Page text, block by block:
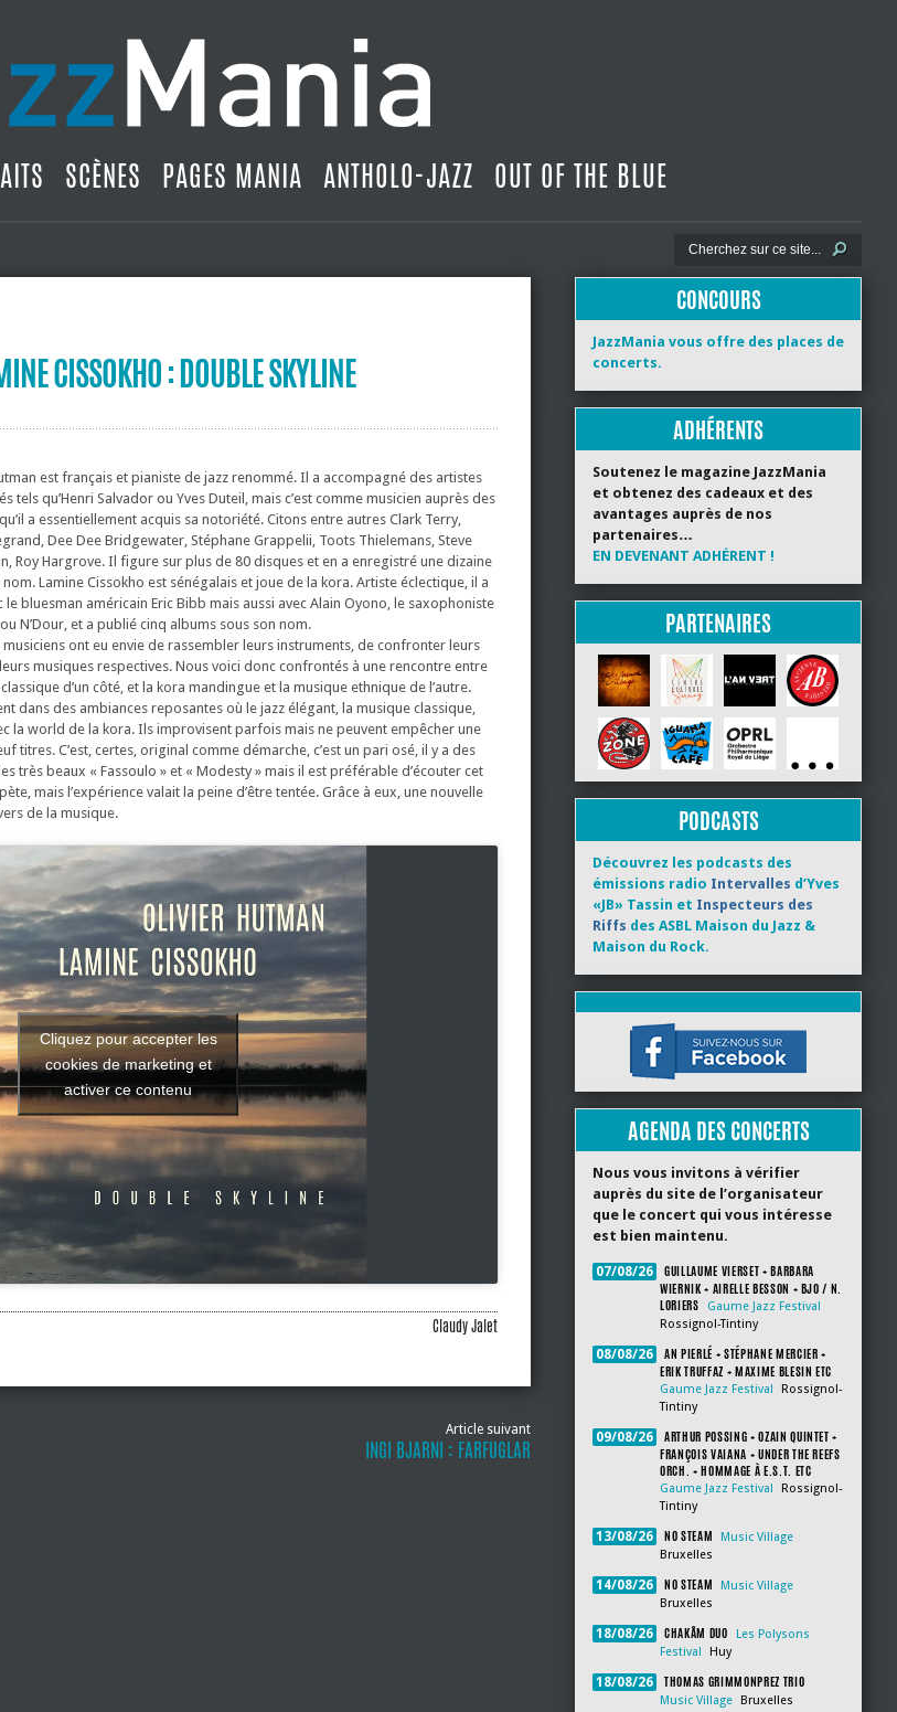
SCÈNES PAGES MANIA ANTHOLO-JAZZ OUT OF THE BLUE
CISSOKHO : DOUBLE SKYLINE
est français et pianiste de jazz renommé. Il a accompagné des artistes
tels qu’Henri Salvador ou Yves Duteil, mais c’est comme musicien auprès des
a essentiellement acquis sa notoriété. Citons entre autres Clark Terry,
Dee Dee Bridgewater, Stéphane Grappelii, Toots Thielemans, Steve
Roy Hargrove. Il figure sur plus de 80 disques et en a enregistré une dizaine
nom. Lamine Cissokho est sénégalais et joue de la kora. Artiste éclectique, il a
le bluesman américain Eric Bibb mais aussi avec Alain Oyono, le saxophoniste
N’Dour, et a publié cinq albums sous son nom.
musiciens ont eu envie de rassembler leurs instruments, de confronter leurs
musiques respectives. Nous voici donc confrontés à une rencontre entre
d’un côté, et la kora mandingue et la musique ethnique de l’autre.
dans des ambiances reposantes où le jazz élégant, la musique classique,
la world de la kora. Ils improvisent parfois mais ne peuvent empêcher une
titres. C’est, certes, original comme démarche, c’est un pari osé, il y a des
très beaux « Fassoulo » et « Modesty » mais il est préférable d’écouter cet
mais l’expérience valait la peine d’être tentée. Grâce à eux, une nouvelle
de la musique.
Cliquez pour accepter les
cookies de marketing et
activer ce contenu
Claudy Jalet
Article suivant
INGI BJARNI : FARFUGLAR
CONCOURS
JazzMania vous offre des places de
concerts.
ADHÉRENTS
Soutenez le magazine JazzMania
et obtenez des cadeaux et des
avantages auprès de nos
partenaires…
EN DEVENANT ADHÉRENT !
PARTENAIRES
PODCASTS
Découvrez les podcasts des
émissions radio Intervalles d’Yves
«JB» Tassin et Inspecteurs des
Riffs des ASBL Maison du Jazz &
Maison du Rock.
AGENDA DES CONCERTS
Nous vous invitons à vérifier
auprès du site de l’organisateur
que le concert qui vous intéresse
est bien maintenu.
07/08/26
GUILLAUME VIERSET + BARBARA
WIERNIK + AIRELLE BESSON + BJO / N.
LORIERS
Gaume Jazz Festival
Rossignol-Tintiny
08/08/26
AN PIERLÉ + STÉPHANE MERCIER +
ERIK TRUFFAZ + MAXIME BLESIN ETC
Gaume Jazz Festival
Rossignol-
Tintiny
09/08/26
ARTHUR POSSING + OZAIN QUINTET +
FRANÇOIS VAIANA + UNDER THE REEFS
ORCH. + HOMMAGE À E.S.T. ETC
Gaume Jazz Festival
Rossignol-
Tintiny
13/08/26 NO STEAM
Music Village
Bruxelles
14/08/26 NO STEAM
Music Village
Bruxelles
18/08/26 CHAKÂM DUO
Les Polysons
Festival
Huy
18/08/26 THOMAS GRIMMONPREZ TRIO
Music Village Bruxelles